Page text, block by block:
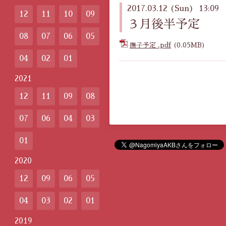
2017.03.12 (Sun) 13:09
３月後半予定
撫子予定 .pdf (0.05MB)
12 11 10 09
08 07 06 05
04 02 01
2021
12 11 09 08
07 06 04 03
01
2020
12 09 06 05
04 03 02 01
2019